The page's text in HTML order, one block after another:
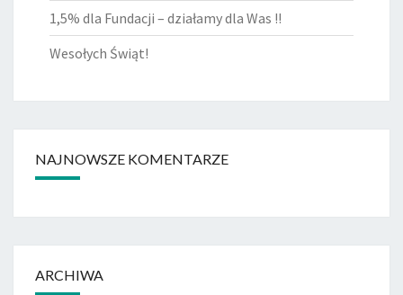
1,5% dla Fundacji – działamy dla Was !!
Wesołych Świąt!
NAJNOWSZE KOMENTARZE
ARCHIWA